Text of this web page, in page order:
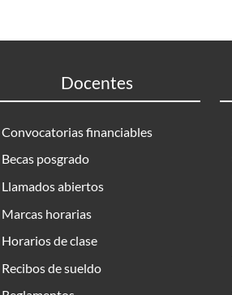
Docentes
Convocatorias financiables
Becas posgrado
Llamados abiertos
Marcas horarias
Horarios de clase
Recibos de sueldo